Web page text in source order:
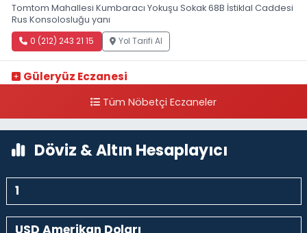
Tomtom Mahallesi Kumbaracı Yokuşu Sokak 68B İstiklal Caddesi
Rus Konsolosluğu yanı
0 (212) 243 21 15 Yol Tarifi Al
Güleryüz Eczanesi
kalaycıbahçe Meydana DoğruTüm Nöbetçi Eczaneler
Döviz & Altın Hesaplayıcı